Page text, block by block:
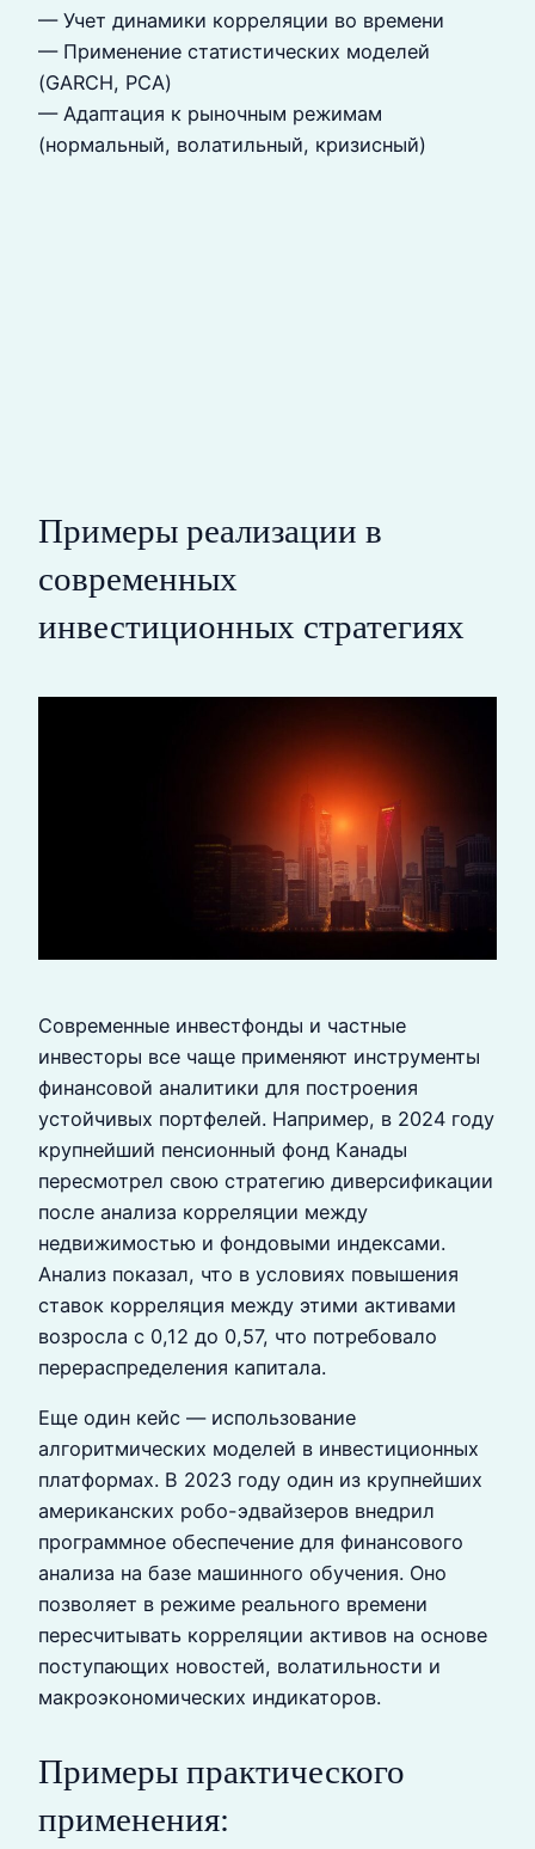
— Учет динамики корреляции во времени
— Применение статистических моделей
(GARCH, PCA)
— Адаптация к рыночным режимам
(нормальный, волатильный, кризисный)
Примеры реализации в
современных
инвестиционных стратегиях
Современные инвестфонды и частные
инвесторы все чаще применяют инструменты
финансовой аналитики для построения
устойчивых портфелей. Например, в 2024 году
крупнейший пенсионный фонд Канады
пересмотрел свою стратегию диверсификации
после анализа корреляции между
недвижимостью и фондовыми индексами.
Анализ показал, что в условиях повышения
ставок корреляция между этими активами
возросла с 0,12 до 0,57, что потребовало
перераспределения капитала.
Еще один кейс — использование
алгоритмических моделей в инвестиционных
платформах. В 2023 году один из крупнейших
американских робо-эдвайзеров внедрил
программное обеспечение для финансового
анализа на базе машинного обучения. Оно
позволяет в режиме реального времени
пересчитывать корреляции активов на основе
поступающих новостей, волатильности и
макроэкономических индикаторов.
Примеры практического
применения: